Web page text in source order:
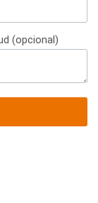
(opcional)